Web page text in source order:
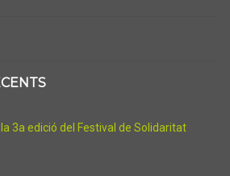
3a edició del Festival de Solidaritat